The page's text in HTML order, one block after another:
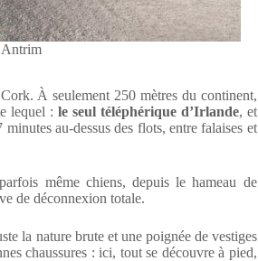
À seulement 250 mètres du continent,
lequel : le seul téléphérique d’Irlande, et
au-dessus des flots, entre falaises et
même chiens, depuis le hameau de
de déconnexion totale.
la nature brute et une poignée de vestiges
chaussures : ici, tout se découvre à pied,